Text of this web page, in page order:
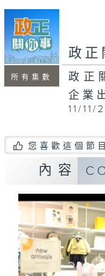
minutes,
seconds
所有集數
政正
政正
企業
11/11/
您喜歡這個節
內容